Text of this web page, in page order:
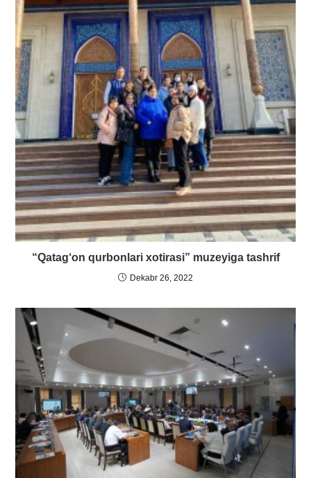
“Qatag‘on qurbonlari xotirasi” muzeyiga tashrif
Dekabr 26, 2022